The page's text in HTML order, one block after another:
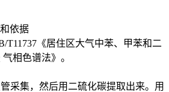
依据
《居住区大气中苯、甲苯和二
相色谱法》。
集，然后用二硫化碳提取出来。用